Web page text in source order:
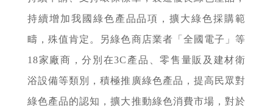
持續增加我國綠色產品品項，擴大綠色採購範
疇，殊值肯定。另綠色商店業者「全國電子」等
18家廠商，分別在3C產品、零售量販及建材衛
浴設備等類別，積極推廣綠色產品，提高民眾對
綠色產品的認知，擴大推動綠色消費市場，對於